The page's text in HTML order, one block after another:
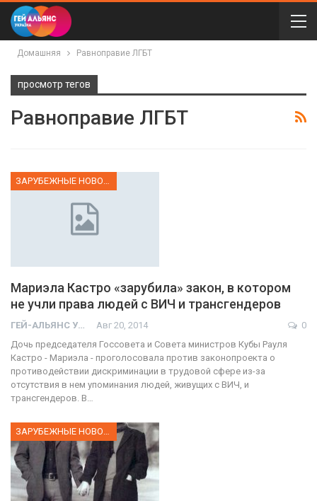
Домашняя Равноправие ЛГБТ
просмотр тегов
Равноправие ЛГБТ
Мариэла Кастро «зарубила» закон, в котором
не учли права людей с ВИЧ и трансгендеров
ГЕЙ-АЛЬЯНС УКРАИНА Авг 20, 2014
0
Дочь председателя Госсовета и Совета министров Кубы Рауля
Кастро - Мариэла - проголосовала против законопроекта о
противодействии дискриминации в трудовой сфере из-за
отсутствия в нем упоминания людей, живущих с ВИЧ, и
трансгендеров. В…
ЗАРУБЕЖНЫЕ НОВОСТИ